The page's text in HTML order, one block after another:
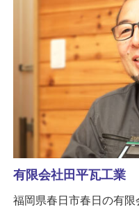
有限会社田平瓦工業
福岡県春日市春日の有